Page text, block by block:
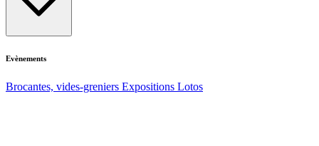
Evènements
Brocantes, vides-greniers Expositions Lotos